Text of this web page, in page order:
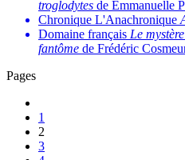
troglodytes de Emmanuelle
Chronique L'Anachronique
Domaine français Le
fantôme de Frédéric
Pages
1
2
3